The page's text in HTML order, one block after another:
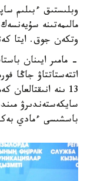
وبلىستىق ءبىلىم
وتكەن جوق. ايتا
- مامىر ايىنان
سايكەستەندىرۋ
باسشىسى ءمادي